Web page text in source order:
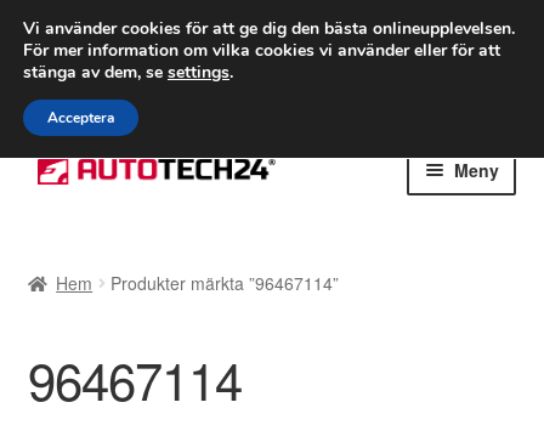
FRAKT från 75 kr
Världsomspännande frakt
Ring 766 924 713
Hoppa
till
Hoppa
till
Meny
Betalningar
Integritetspolicy
Hem Produkter märkta ”96467114”
96467114
Vi använder cookies för att ge dig den bästa onlineupplevelsen.
För mer information om vilka cookies vi använder eller för att
stänga av dem, se settings.
Acceptera